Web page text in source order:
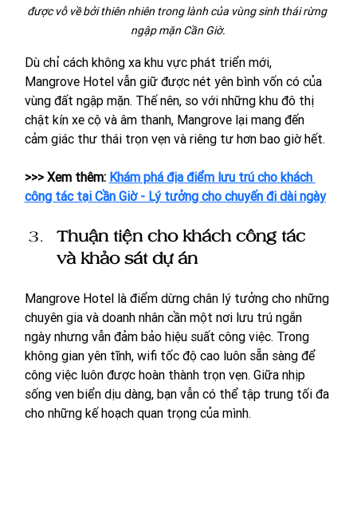
được vỗ về bởi thiên nhiên trong lành của vùng sinh thái rừng
ngập mặn Cần Giờ.
Dù chỉ cách không xa khu vực phát triển mới,
Mangrove Hotel vẫn giữ được nét yên bình vốn có của
vùng đất ngập mặn. Thế nên, so với những khu đô thị
chật kín xe cộ và âm thanh, Mangrove lại mang đến
cảm giác thư thái trọn vẹn và riêng tư hơn bao giờ hết.
>>> Xem thêm: Khám phá địa điểm lưu trú cho khách
công tác tại Cần Giờ - Lý tưởng cho chuyến đi dài ngày
Thuận tiện cho khách công tác
và khảo sát dự án
Mangrove Hotel là điểm dừng chân lý tưởng cho những
chuyên gia và doanh nhân cần một nơi lưu trú ngắn
ngày nhưng vẫn đảm bảo hiệu suất công việc. Trong
không gian yên tĩnh, wifi tốc độ cao luôn sẵn sàng để
công việc luôn được hoàn thành trọn vẹn. Giữa nhịp
sống ven biển dịu dàng, bạn vẫn có thể tập trung tối đa
cho những kế hoạch quan trọng của mình.